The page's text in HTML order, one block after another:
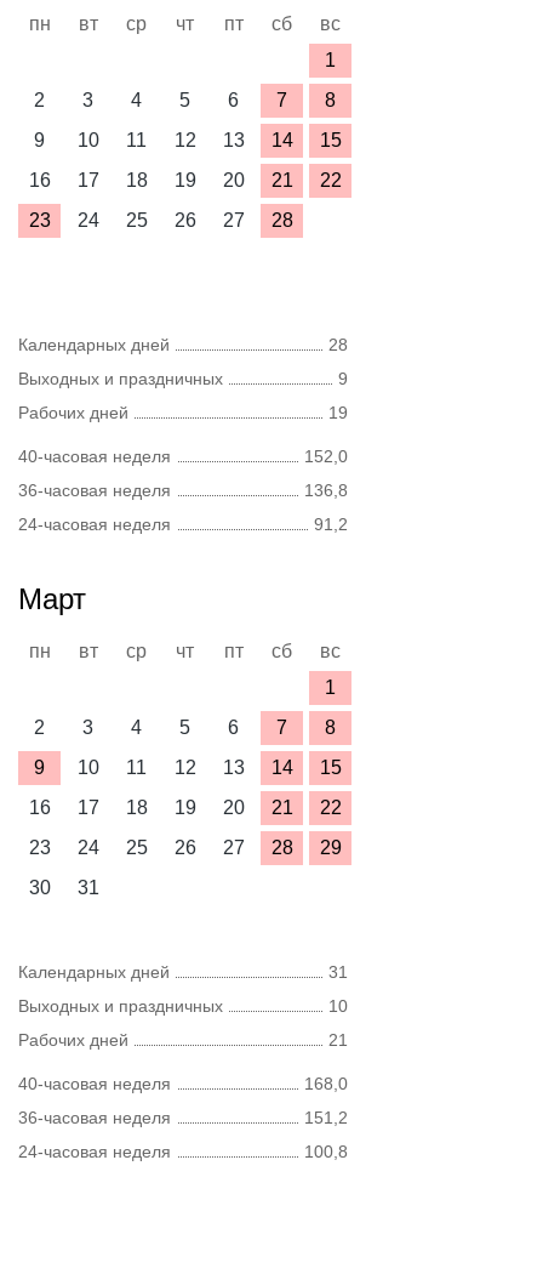
пн вт ср чт пт сб
вс
1
2
3 4 5 6 7
8
9
10 11 12 13 14
15
16
17 18 19 20 21
22
23
24 25 26 27 28
Календарных дней
28
Выходных и праздничных
9
Рабочих дней
19
40-часовая неделя
152,0
36-часовая неделя
136,8
24-часовая неделя
91,2
Март
пн вт ср чт пт сб
вс
1
2
3 4 5 6 7
8
9
10 11 12 13 14
15
16
17 18 19 20 21
22
23
24 25 26 27 28
29
30
31
Календарных дней
31
Выходных и праздничных
10
Рабочих дней
21
40-часовая неделя
168,0
36-часовая неделя
151,2
24-часовая неделя
100,8